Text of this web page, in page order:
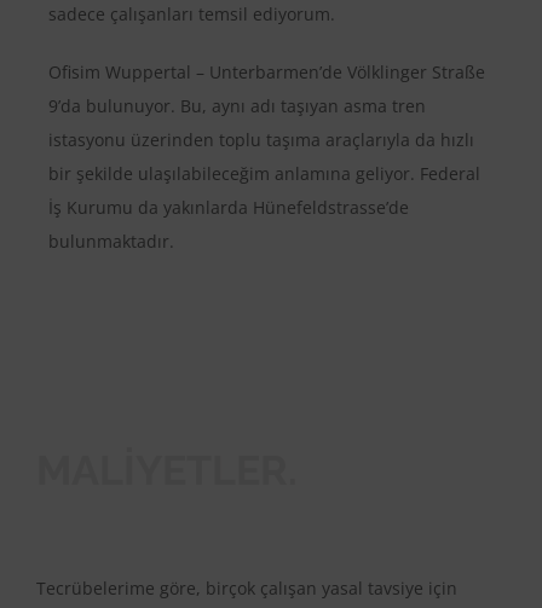
sadece çalışanları temsil ediyorum.
Ofisim Wuppertal – Unterbarmen’de Völklinger Straße
9’da bulunuyor. Bu, aynı adı taşıyan asma tren
istasyonu üzerinden toplu taşıma araçlarıyla da hızlı
bir şekilde ulaşılabileceğim anlamına geliyor. Federal
İş Kurumu da yakınlarda Hünefeldstrasse’de
bulunmaktadır.
Tecrübelerime göre, birçok çalışan yasal tavsiye için